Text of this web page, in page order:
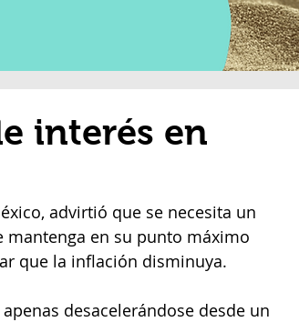
interés en
advirtió que se necesita un
mantenga en su punto máximo
que la inflación disminuya.
desacelerándose desde un